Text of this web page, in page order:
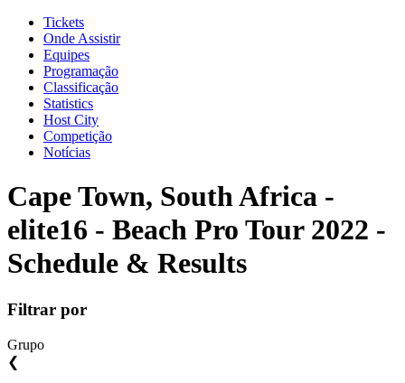
Tickets
Onde Assistir
Equipes
Programação
Classificação
Statistics
Host City
Competição
Notícias
Cape Town, South Africa -
elite16 - Beach Pro Tour 2022 -
Schedule & Results
Filtrar por
Grupo
❮